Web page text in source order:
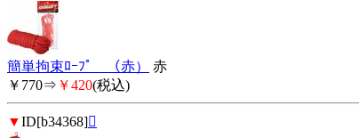
簡単拘束ﾛｰﾌﾟ （赤）
赤
￥770⇒ ￥420(税込)
▼ID[b34368]